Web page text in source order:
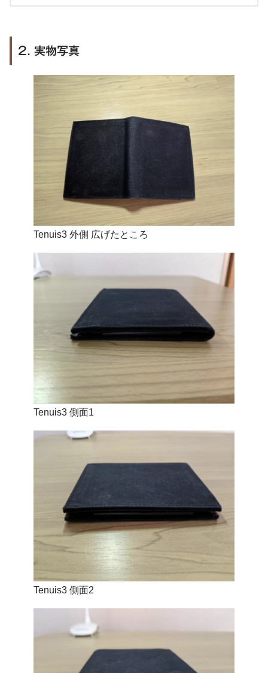
2. 実物写真
Tenuis3 外側 広げたところ
Tenuis3 側面1
Tenuis3 側面2